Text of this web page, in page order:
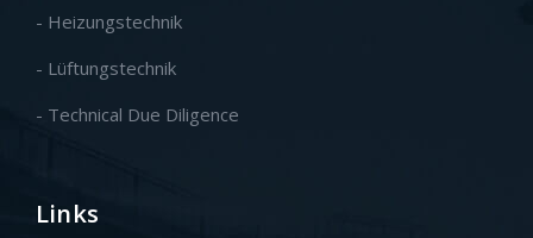
- Heizungstechnik
- Lüftungstechnik
- Technical Due Diligence
Links